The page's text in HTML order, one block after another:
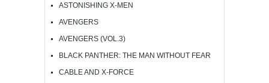
ASTONISHING X-MEN
AVENGERS
AVENGERS (VOL.3)
BLACK PANTHER: THE MAN WITHOUT FEAR
CABLE AND X-FORCE